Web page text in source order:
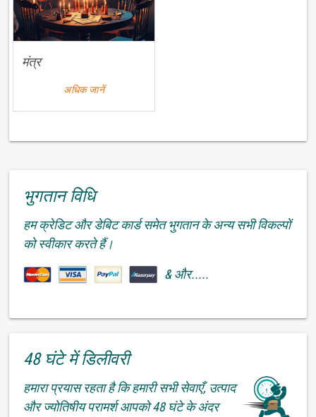
मंत्र
अधिक जानें
भुगतान विधि
हम क्रेडिट और डेबिट कार्ड समेत भुगतान के अन्य सभी विकल्पों
को स्वीकार करते हैं।
& और.....
48 घंटे में डिलीवरी
हमारा प्रयास रहता है कि हमारी सभी सेवाएँ, उत्पाद
और ज्योतिषीय परामर्श आपको 48 घंटे के अंदर